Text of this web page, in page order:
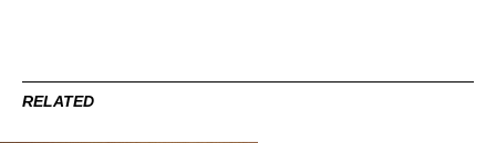
RELATED